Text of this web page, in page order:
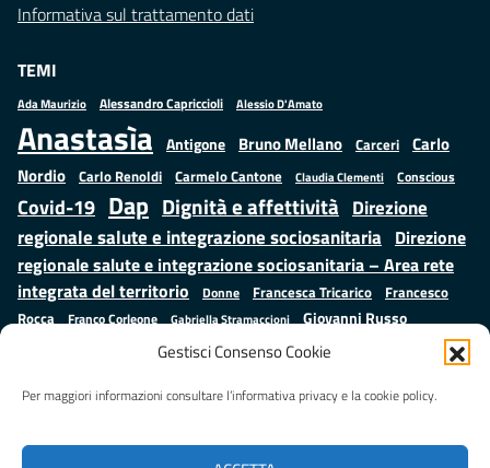
Gestisci Consenso Cookie
Per maggiori informazioni consultare l’informativa privacy e la cookie policy.
Informativa sul trattamento dati
TEMI
Ada Maurizio Alessandro Capriccioli Alessio D'Amato
Anastasìa Antigone Bruno Mellano Carceri
Carlo
Nordio Carlo Renoldi Carmelo Cantone Claudia Clementi Conscious
Covid-19 Dap Dignità e affettività Direzione
regionale salute e integrazione sociosanitaria Direzione
regionale salute e integrazione sociosanitaria – Area rete
integrata del territorio
Donne Francesca Tricarico
Francesco
Rocca
Franco Corleone Gabriella Stramaccioni Giovanni Russo
Giuseppe Emanuele Cangemi Istruzione e cultura
Mauro
Palma ministero della Giustizia Minori Misure
Regione Lazio
Salute Samuele Ciambriello